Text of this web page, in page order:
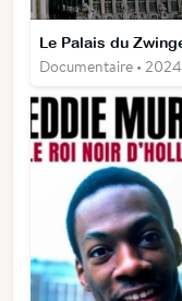
Documentaire • 2024